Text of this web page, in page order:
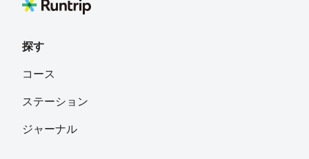
探す
コース
ステーション
ジャーナル